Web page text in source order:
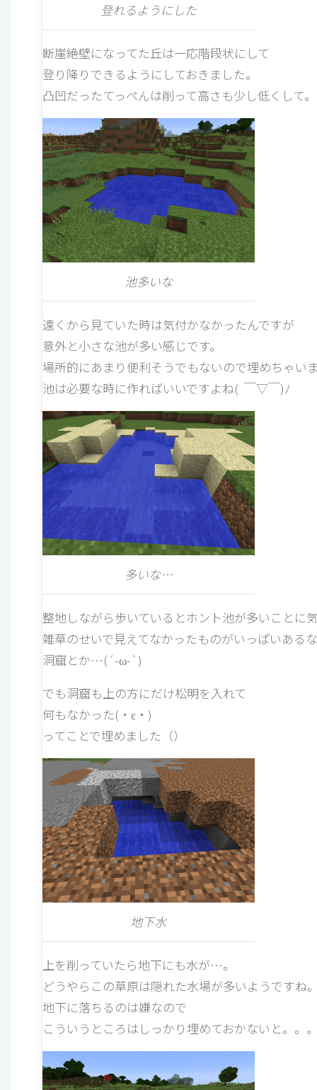
登れるようにした
断崖絶壁になってた丘は一応階段状にして
登り降りできるようにしておきました。
凸凹だったてっぺんは削って高さも少し低くして。
池多いな
遠くから見ていた時は気付かなかったんですが
意外と小さな池が多い感じです。
場所的にあまり便利そうでもないので埋めちゃい
池は必要な時に作ればいいですよね( ￣▽￣)ﾉ
多いな…
整地しながら歩いているとホント池が多いことに気
雑草のせいで見えてなかったものがいっぱいあるな
洞窟とか…(´-ω-`)
でも洞窟も上の方にだけ松明を入れて
何もなかった(・ε・)
ってことで埋めました（）
地下水
上を削っていたら地下にも水が…。
どうやらこの草原は隠れた水場が多いようですね。
地下に落ちるのは嫌なので
こういうところはしっかり埋めておかないと。。。